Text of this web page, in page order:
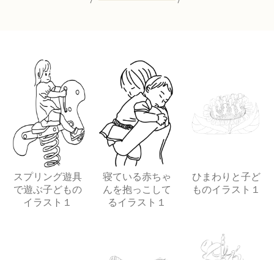
スプリング遊具
で遊ぶ子どもの
イラスト１
寝ている赤ちゃ
んを抱っこして
るイラスト１
ひまわりと子ど
ものイラスト１